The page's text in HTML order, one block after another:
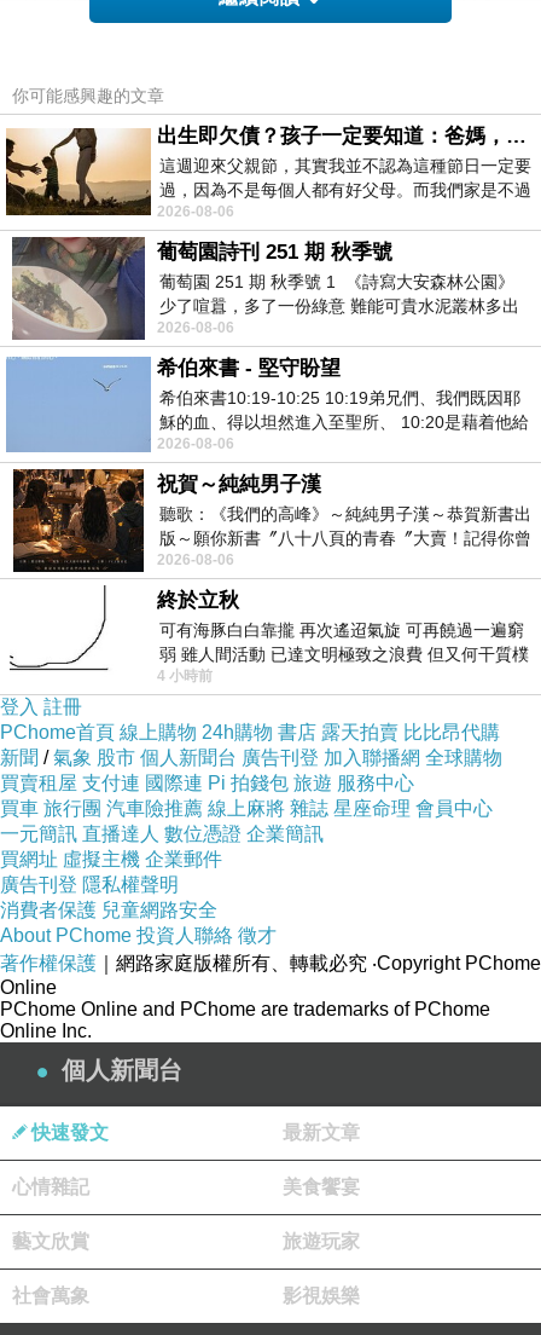
我們的專業團隊擁有豐富的經驗，並致力於追求
臺灣製鞋工藝的典範 - 德侑實業的運動休
閒鞋面、皮革鞋面與人造皮革鞋面代工服
務
德侑實業已成功打造出專業且全面的鞋面代工服
務。我們的業務包含運動休閒鞋面、皮革鞋面以
及人造皮革鞋面的製造。
運動休閒鞋面是我們的重要產品之一。我們掌握
了獨特的生產工藝，將創新與舒適無縫融合，為
顧客提供高品質的運動休閒鞋面。
不論是適應度高的跑鞋，或是時尚舒適的休閒
鞋，德侑實業都能提供專業的製作技術。
對於皮革鞋面，我們了解其需要專業技術與精細
工藝來處理。
我們選用優質的皮料，並利用經驗豐富的技師，
透過精密的裁切和精細的縫製，確保每一雙皮革
鞋面都能展現出細緻的工藝與優雅的質感。
在人造皮革鞋面的代工上，德侑實業致力於環保
理念的實踐。
術，製作出外觀與真皮無異且同時具有耐用性的
你可能感興趣的文章
出生即欠債？孩子一定要知道：爸媽，其實我不欠你們
這週迎來父親節，其實我並不認為這種節日一定要
過，因為不是每個人都有好父母。而我們家是不過
節的，平時也沒什麼儀式感，生活趨近冷
2026-08-06
葡萄園詩刊 251 期 秋季號
葡萄園 251 期 秋季號 1 《詩寫大安森林公園》
少了喧囂，多了一份綠意 難能可貴水泥叢林多出
一
2026-08-06
希伯來書 - 堅守盼望
希伯來書10:19-10:25 10:19弟兄們、我們既因耶
穌的血、得以坦然進入至聖所、 10:20是藉着他給
我們開了一條又新又活的路從幔子經過
2026-08-06
祝賀～純純男子漢
聽歌：《我們的高峰》～純純男子漢～恭賀新書出
版～願你新書〞八十八頁的青春〞大賣！記得你曾
經在我的版留言…「好讚的圖^^感覺大家
2026-08-06
終於立秋
可有海豚白白靠攏 再次遙迢氣旋 可再饒過一遍窮
弱 雖人間活動 已達文明極致之浪費 但又何干質樸
者 只能白白陪葬
4 小時前
登入 註冊
PChome首頁 線上購物 24h購物 書店 露天拍賣 比比昂代購
新聞 /氣象 股市 個人新聞台 廣告刊登 加入聯播網 全球購物
買賣租屋 支付連 國際連 Pi 拍錢包 旅遊 服務中心
買車 旅行團 汽車險推薦 線上麻將 雜誌 星座命理 會員中心
一元簡訊 直播達人 數位憑證 企業簡訊
買網址 虛擬主機 企業郵件
廣告刊登 隱私權聲明
消費者保護 兒童網路安全
About PChome 投資人聯絡 徵才
著作權保護 ｜網路家庭版權所有、轉載必究 ‧Copyright PChome
Online
PChome Online and PChome are trademarks of PChome
Online Inc.
個人新聞台
快速發文 最新文章
心情雜記 美食饗宴
藝文欣賞 旅遊玩家
社會萬象 影視娛樂